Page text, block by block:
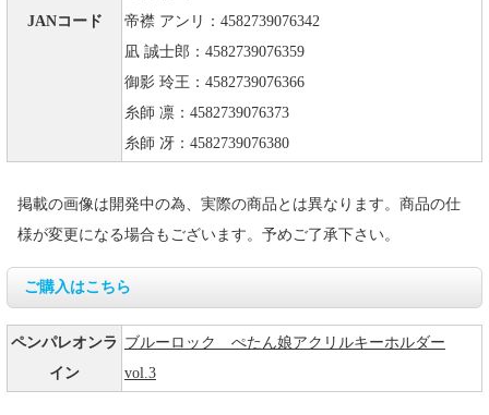
JANコード
帝襟 アンリ：4582739076342
凪 誠士郎：4582739076359
御影 玲王：4582739076366
糸師 凛：4582739076373
糸師 冴：4582739076380
掲載の画像は開発中の為、実際の商品とは異なります。商品の仕
様が変更になる場合もございます。予めご了承下さい。
ご購入はこちら
ペンパレオンラ
イン
ブルーロック ぺたん娘アクリルキーホルダー
vol.3